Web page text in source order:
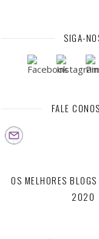
SIGA-
FALE
OS MELHORES BLOGS
2020